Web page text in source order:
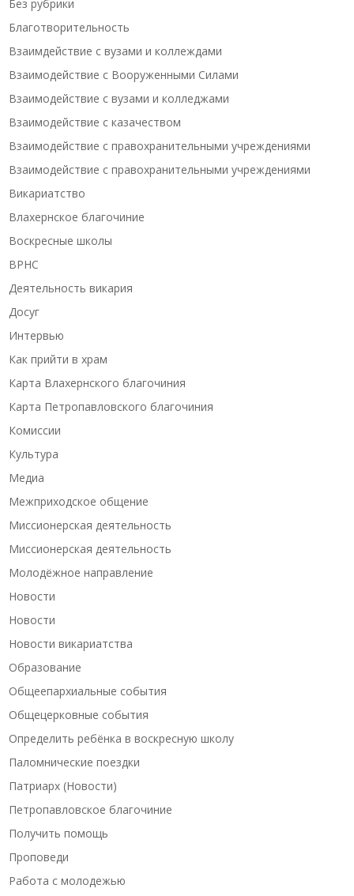
Без рубрики
Благотворительность
Взаимдействие с вузами и коллеждами
Взаимодействие с Вооруженными Силами
Взаимодействие с вузами и колледжами
Взаимодействие с казачеством
Взаимодействие с правохранительными учреждениями
Взаимодействие с правохранительными учреждениями
Викариатство
Влахернское благочиние
Воскресные школы
ВРНС
Деятельность викария
Досуг
Интервью
Как прийти в храм
Карта Влахернского благочиния
Карта Петропавловского благочиния
Комиссии
Культура
Медиа
Межприходское общение
Миссионерская деятельность
Миссионерская деятельность
Молодёжное направление
Новости
Новости
Новости викариатства
Образование
Общеепархиальные события
Общецерковные события
Определить ребёнка в воскресную школу
Паломнические поездки
Патриарх (Новости)
Петропавловское благочиние
Получить помощь
Проповеди
Работа с молодежью